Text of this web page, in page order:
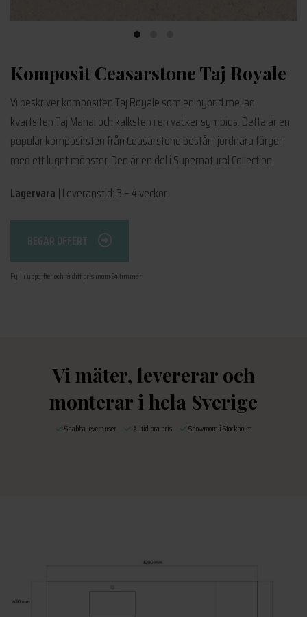
Komposit Ceasarstone Taj Royale
Vi beskriver kompositen Taj Royale som en hybrid mellan
kvartsiten Taj Mahal och kalksten i en vacker symbios. Detta är en
populär kompositsten från Ceasarstone består i jordnära färger
med ett lugnt mönster. Den är en del i Supernatural Collection.
Lagervara | Leveranstid: 3 – 4 veckor
BEGÄR OFFERT
Fyll i uppgifter och få ditt pris inom 24 timmar
Vi mäter, levererar och
monterar i hela Sverige
Snabba leveranser Alltid bra pris Showroom i Stockholm